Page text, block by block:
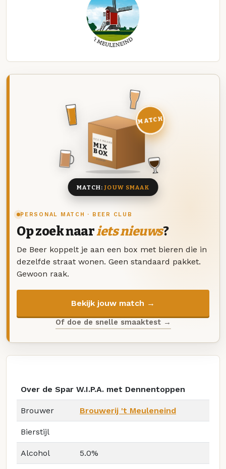
PERSONAL MATCH · BEER CLUB
Op zoek naariets nieuws?
De Beer koppelt je aan een box met bieren die in
dezelfde straat wonen. Geen standaard pakket.
Gewoon raak.
Bekijk jouw match →
Of doe de snelle smaaktest →
DEZE MAAND
MIX
BOX
8 BIEREN
MATCH
MATCH:JOUW SMAAK
Over de Spar W.I.P.A. met Dennentoppen
Brouwer Brouwerij 't Meuleneind
Bierstijl
Alcohol 5.0%